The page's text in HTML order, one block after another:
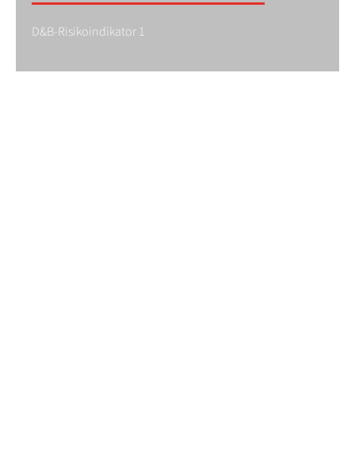
D&B-Risikoindikator 1